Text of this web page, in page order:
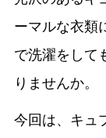
ーマルな衣類
で洗濯をして
りませんか。
今回は、キュ